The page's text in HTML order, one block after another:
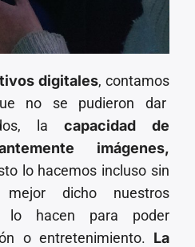
digitales, contamos
no se pudieron dar
la capacidad de
imágenes,
lo hacemos incluso sin
dicho nuestros
lo hacen para poder
o entretenimiento. La